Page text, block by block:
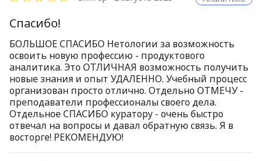
Спасибо!
БОЛЬШОЕ СПАСИБО Нетологии за возможность
освоить новую профессию - продуктового
аналитика. Это ОТЛИЧНАЯ возможность получить
новые знания и опыт УДАЛЕННО. Учебный процесс
организован просто отлично. Отдельно ОТМЕЧУ -
преподаватели профессионалы своего дела.
Отдельное СПАСИБО куратору - очень быстро
отвечал на вопросы и давал обратную связь. Я в
восторге! РЕКОМЕНДУЮ!